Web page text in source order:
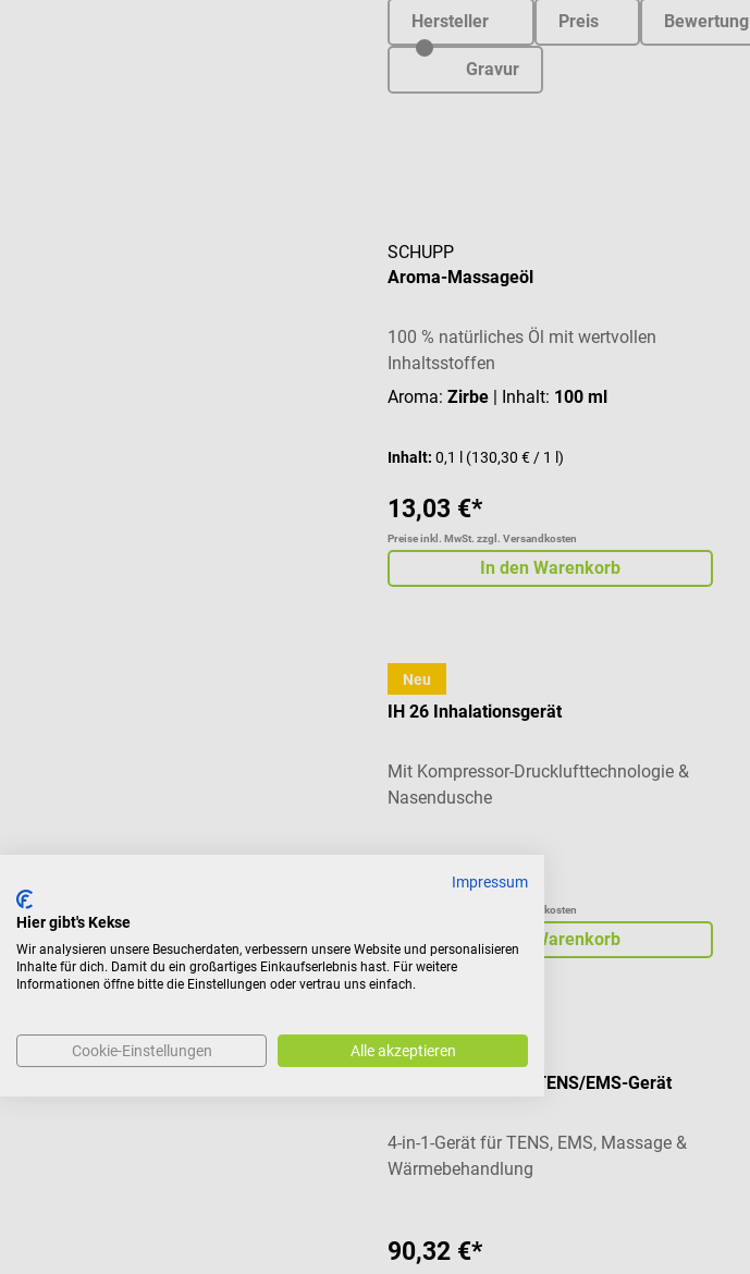
Hersteller Preis Bewertung
Gravur
SCHUPP
Aroma-Massageöl
100 % natürliches Öl mit wertvollen
Inhaltsstoffen
Aroma: Zirbe | Inhalt: 100 ml
Inhalt: 0,1 l (130,30 € / 1 l)
13,03 €*
Preise inkl. MwSt. zzgl. Versandkosten
In den Warenkorb
Neu
Beurer
IH 26 Inhalationsgerät
Mit Kompressor-Drucklufttechnologie &
Nasendusche
71,34 €*
Preise inkl. MwSt. zzgl. Versandkosten
In den Warenkorb
Neu
Beurer
EM 59 Heat Digital TENS/EMS-Gerät
4-in-1-Gerät für TENS, EMS, Massage &
Wärmebehandlung
90,32 €*
Impressum
Hier gibt's Kekse
Wir analysieren unsere Besucherdaten, verbessern unsere Website und personalisieren
Inhalte für dich. Damit du ein großartiges Einkaufserlebnis hast. Für weitere
Informationen öffne bitte die Einstellungen oder vertrau uns einfach.
Cookie-Einstellungen Alle akzeptieren